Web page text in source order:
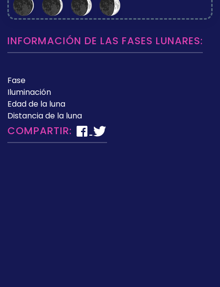
INFORMACIÓN DE LAS FASES LUNARES:
Fase
Iluminación
Edad de la luna
Distancia de la luna
COMPARTIR: